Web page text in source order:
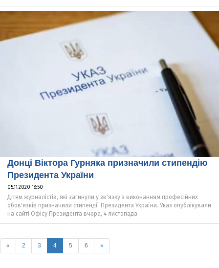
Донці Віктора Гурняка призначили стипендію
Президента України
05.11.2020 18:50
Дітям журналістів, які загинули у зв'язку з виконанням професійних
обов'язків призначили стипендії Президента України. Указ опублікували
на сайті Офісу Президента вчора, 4 листопада
« 2 3 4(current)
5 6 »